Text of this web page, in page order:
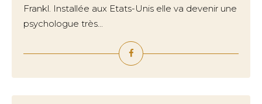
Frankl. Installée aux Etats-Unis elle va devenir une
psychologue très...